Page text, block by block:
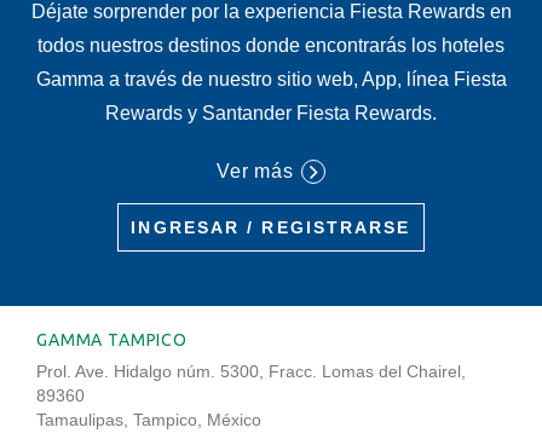
Déjate sorprender por la experiencia Fiesta Rewards en
todos nuestros destinos donde encontrarás los hoteles
Gamma a través de nuestro sitio web, App, línea Fiesta
Rewards y Santander Fiesta Rewards.
Ver más
INGRESAR / REGISTRARSE
GAMMA TAMPICO
Prol. Ave. Hidalgo núm. 5300, Fracc. Lomas del Chairel,
89360
Tamaulipas, Tampico, México